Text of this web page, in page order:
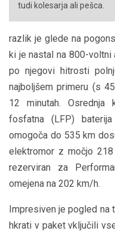
tudi kolesarja ali pešca.
razlik je glede na
ki je nastal na 800-
po njegovi hitrosti
najboljšem primeru (s
12 minutah. Osrednja
fosfatna (LFP)
omogoča do 535 km
elektromor z močjo
rezerviran za
omejena na 202 km/h.
Impresiven je pogled na
hkrati v paket vključili